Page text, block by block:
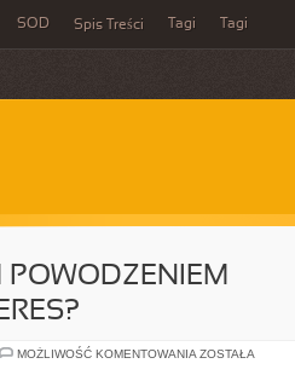
SOD Spis Treści Tagi Tagi
MOŻLIWOŚĆ KOMENTOWANIA CO
ZOSTAŁA